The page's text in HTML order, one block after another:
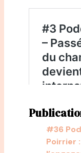
#36
Poirrier